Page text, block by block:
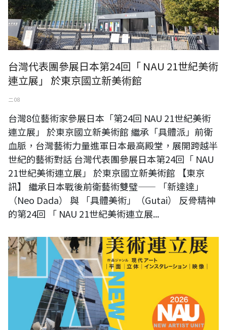
台灣代表團參展日本第24回「 NAU 21世紀美術
連立展」 於東京國立新美術館
二 08
台灣8位藝術家參展日本「第24回 NAU 21世紀美術
連立展」 於東京國立新美術館 繼承「具體派」前衛
血脈，台灣藝術力量進軍日本最高殿堂，展開跨越半
世紀的藝術對話 台灣代表團參展日本第24回「 NAU
21世紀美術連立展」 於東京國立新美術館 【東京
訊】 繼承日本戰後前衛藝術雙璧—— 「新達達」
（Neo Dada） 與 「具體美術」（Gutai） 反骨精神
的第24回 「 NAU 21世紀美術連立展...